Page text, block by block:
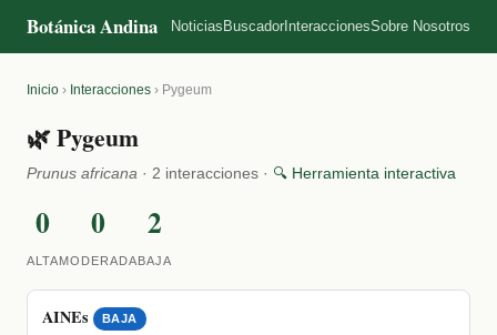
Botánica Andina Noticias Buscador InteraccionesSobre Nosotros
Inicio › Interacciones › Pygeum
🌿 Pygeum
Prunus africana · 2 interacciones · 🔍 Herramienta interactiva
0
ALTA
0
MODERADA
2
BAJA
AINEs BAJA